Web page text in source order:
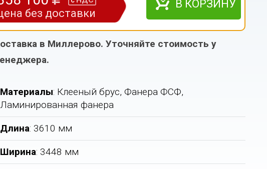
без доставки
В КОРЗИНУ
в Миллерово. Уточняйте стоимость у
Материалы: Клееный брус, Фанера ФСФ,
Ламинированная фанера
Длина: 3610 мм
Ширина: 3448 мм